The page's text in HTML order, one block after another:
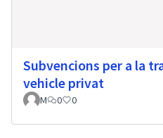
Subvencions per a la
vehicle privat
M 0 0